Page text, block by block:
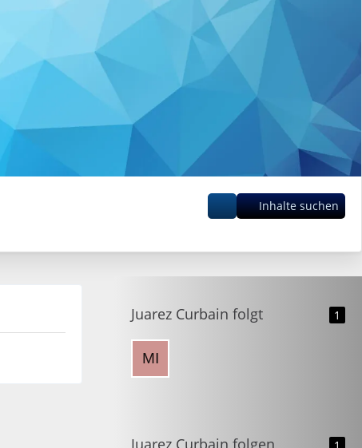
Inhalte suchen
Juarez Curbain folgt 1